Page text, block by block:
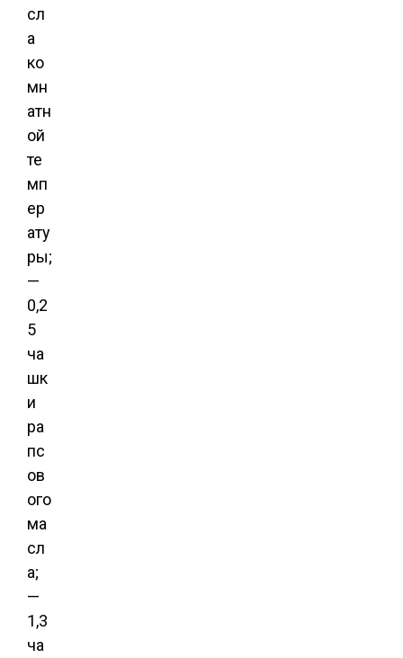
сл
а
ко
мн
атн
ой
те
мп
ер
ату
ры;
—
0,2
5
ча
шк
и
ра
пс
ов
ого
ма
сл
а;
—
1,3
ча